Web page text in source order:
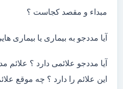
مبداء و مقصد کجاست ؟
آیا مددجو به بیماری یا بیماری
آیا مددجو علائمی دارد ؟
این علائم را دارد ؟ چه موقع